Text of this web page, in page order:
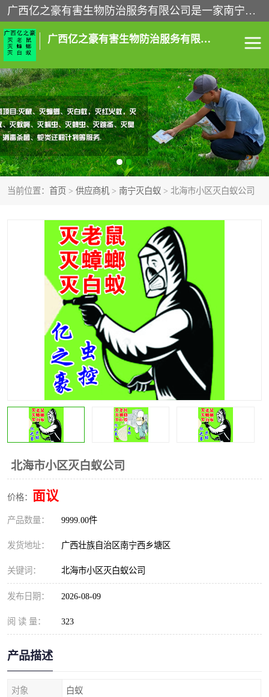
广西亿之豪有害生物防治服务有限公司是一家南宁灭鼠公司、灭蟑螂公司，南宁杀虫公司，南宁除虫公司，南宁灭跳蚤公司，南宁灭白蚁公司，南宁除四害公司,广西亿之豪有害生物防治服务有限公司专业灭蟑螂,除臭虫,其他害虫,服务上门,安全环保,售后保障,一次消杀，竭诚为您服务.
广西亿之豪有害生物防治服务有限公司
当前位置： 首页 > 供应商机 > 南宁灭白蚁 > 北海市小区灭白蚁公司
北海市小区灭白蚁公司
价格： 面议
产品数量： 9999.00件
发货地址： 广西壮族自治区南宁西乡塘区
关键词： 北海市小区灭白蚁公司
发布日期： 2026-08-09
阅 读 量： 323
产品描述
对象 白蚁
南宁灭白蚁 南宁灭老鼠
南宁灭蟑螂 南宁杀虫
南宁除四害 南宁消杀
南宁除虫公司